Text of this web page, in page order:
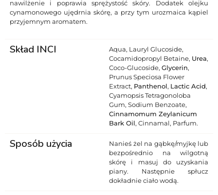
nawilżenie i poprawia sprężystość skóry. Dodatek olejku
cynamonowego ujędrnia skórę, a przy tym urozmaica kąpiel
przyjemnym aromatem.
Skład INCI
Aqua, Lauryl Glucoside,
Cocamidopropyl Betaine, Urea,
Coco-Glucoside, Glycerin,
Prunus Speciosa Flower
Extract, Panthenol, Lactic Acid,
Cyamopsis Tetragonoloba
Gum, Sodium Benzoate,
Cinnamomum Zeylanicum
Bark Oil, Cinnamal, Parfum.
Sposób użycia
Nanieś żel na gąbkę/myjkę lub
bezpośrednio na wilgotną
skórę i masuj do uzyskania
piany. Następnie spłucz
dokładnie ciało wodą.